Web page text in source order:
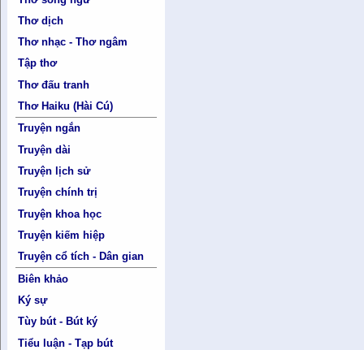
Thơ dịch
Thơ nhạc - Thơ ngâm
Tập thơ
Thơ đấu tranh
Thơ Haiku (Hài Cú)
Truyện ngắn
Truyện dài
Truyện lịch sử
Truyện chính trị
Truyện khoa học
Truyện kiếm hiệp
Truyện cổ tích - Dân gian
Biên khảo
Ký sự
Tùy bút - Bút ký
Tiểu luận - Tạp bút